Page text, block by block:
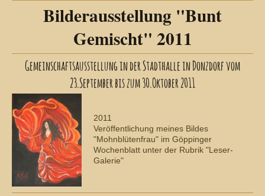
Bilderausstellung "Bunt
Gemischt" 2011
Gemeinschaftsausstellung in der Stadthalle in Donzdorf vom
23.September bis zum 30.Oktober 2011
2011
Veröffentlichung meines Bildes
"Mohnblütenfrau" im Göppinger
Wochenblatt unter der Rubrik "Leser-
Galerie"